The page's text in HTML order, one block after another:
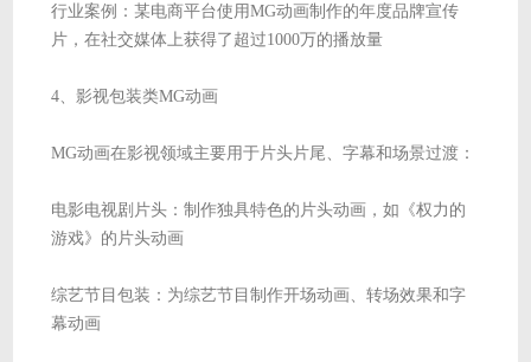
行业案例：某电商平台使用MG动画制作的年度品牌宣传
片，在社交媒体上获得了超过1000万的播放量
4、影视包装类MG动画
MG动画在影视领域主要用于片头片尾、字幕和场景过渡：
电影电视剧片头：制作独具特色的片头动画，如《权力的
游戏》的片头动画
综艺节目包装：为综艺节目制作开场动画、转场效果和字
幕动画